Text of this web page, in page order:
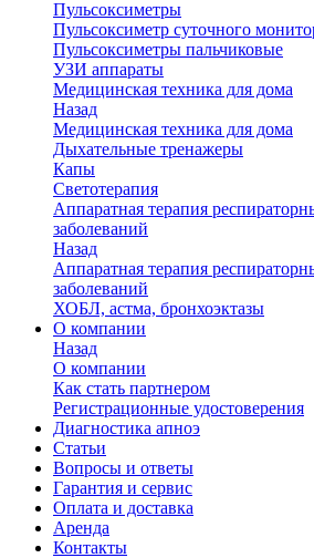
Пульсоксиметры
Пульсоксиметр суточного
Пульсоксиметры пальчиковые
УЗИ аппараты
Медицинская техника для дома
Назад
Медицинская техника для дома
Дыхательные тренажеры
Капы
Светотерапия
Аппаратная терапия
заболеваний
Назад
Аппаратная терапия
заболеваний
ХОБЛ, астма, бронхоэктазы
О компании
Назад
О компании
Как стать партнером
Регистрационные удостоверения
Диагностика апноэ
Статьи
Вопросы и ответы
Гарантия и сервис
Оплата и доставка
Аренда
Контакты